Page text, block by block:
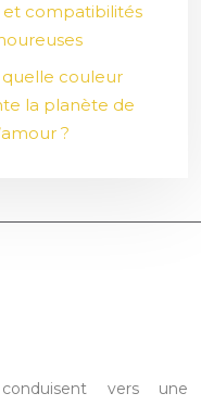
et compatibilités
quelle couleur
la planète de
?
vers une